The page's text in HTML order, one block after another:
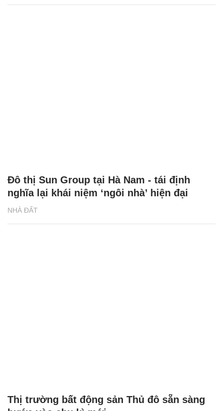
NHÀ ĐẤT
Đô thị Sun Group tại Hà Nam - tái định
nghĩa lại khái niệm ‘ngôi nhà’ hiện đại
Thị trường bất động sản Thủ đô sẵn sàng